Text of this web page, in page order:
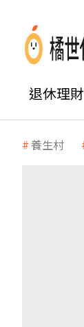
退休理財
養生村